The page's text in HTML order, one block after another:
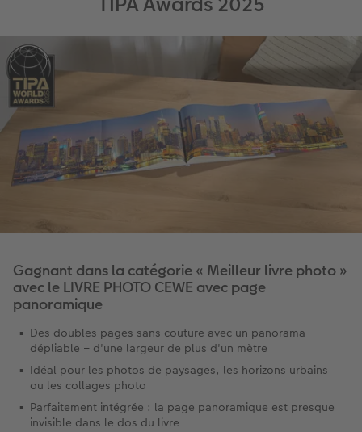
Gagnant dans la catégorie « Meilleur livre photo »
avec le LIVRE PHOTO CEWE avec page
panoramique
Des doubles pages sans couture avec un panorama
dépliable – d'une largeur de plus d'un mètre
Idéal pour les photos de paysages, les horizons urbains
ou les collages photo
Parfaitement intégrée : la page panoramique est presque
invisible dans le dos du livre